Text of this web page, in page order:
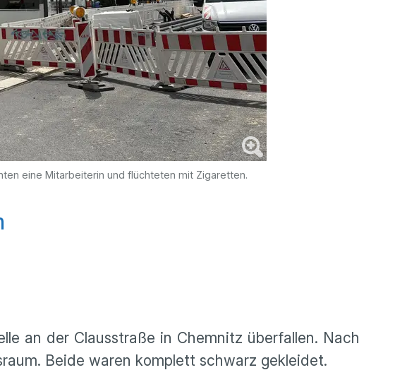
eine Mitarbeiterin und flüchteten mit Zigaretten.
an der Clausstraße in Chemnitz überfallen. Nach
Beide waren komplett schwarz gekleidet.